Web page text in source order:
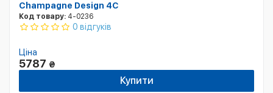
Champagne Design 4С
Код товару: 4-0236
0 відгуків
Ціна
5787 ₴
Купити